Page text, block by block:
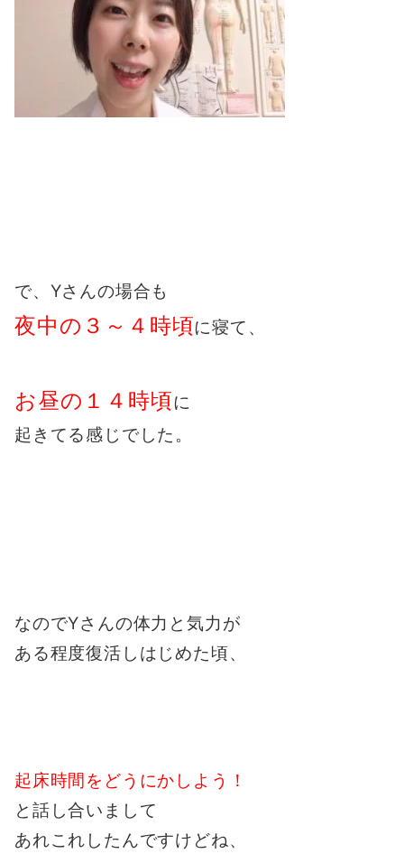
で、Yさんの場合も
夜中の３～４時頃に寝て、
お昼の１４時頃に
起きてる感じでした。
なのでYさんの体力と気力が
ある程度復活しはじめた頃、
起床時間をどうにかしよう！
と話し合いまして
あれこれしたんですけどね、